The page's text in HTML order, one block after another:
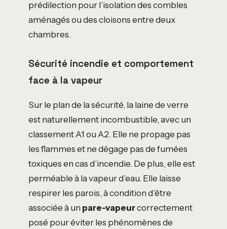
prédilection pour l’isolation des combles
aménagés ou des cloisons entre deux
chambres.
Sécurité incendie et comportement
face à la vapeur
Sur le plan de la sécurité, la laine de verre
est naturellement incombustible, avec un
classement A1 ou A2. Elle ne propage pas
les flammes et ne dégage pas de fumées
toxiques en cas d’incendie. De plus, elle est
perméable à la vapeur d’eau. Elle laisse
respirer les parois, à condition d’être
associée à unpare-vapeurcorrectement
posé pour éviter les phénomènes de